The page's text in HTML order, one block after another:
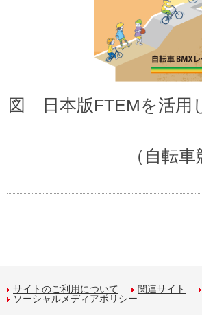
図 日本版FTEMを活用
（自転
サイトのご利用について 関連サイト
ソーシャルメディアポリシー